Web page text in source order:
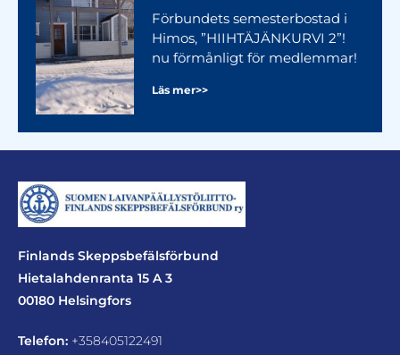
Förbundets semesterbostad i
Himos, ”HIIHTÄJÄNKURVI 2”!
nu förmånligt för medlemmar!
Läs mer>>
Finlands Skeppsbefälsförbund
Hietalahdenranta 15 A 3
00180 Helsingfors
Telefon: +358405122491